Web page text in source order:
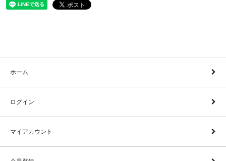
ホーム
ログイン
マイアカウント